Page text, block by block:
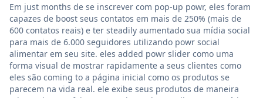
Em just months de se inscrever com pop-up powr, eles foram
capazes de boost seus contatos em mais de 250% (mais de
600 contatos reais) e ter steadily aumentado sua mídia social
para mais de 6.000 seguidores utilizando powr social
alimentar em seu site. eles added powr slider como uma
forma visual de mostrar rapidamente a seus clientes como
eles são coming to a página inicial como os produtos se
parecem na vida real. ele exibe seus produtos de maneira